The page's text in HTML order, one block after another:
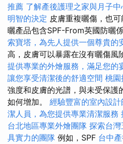
推薦 了解產後護理之家與月子
明智的決定 皮膚重複曬傷，也
曬產品包含SPF-From英國防曬
索寶塔，為先人提供一個尊貴的
高，皮膚可以暴露在沒有曬傷風
提供專業的外燴服務，滿足您的
讓您享受清潔後的舒適空間 桃園
強度和皮膚的光譜，與未受保護
如何增加。 經驗豐富的室內設
潔人員，為您提供專業清潔服務
台北地區專業外燴團隊 探索台
具實力的團隊 例如，SPF 台中